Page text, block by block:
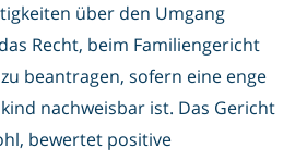
über den Umgang
Recht, beim Familiengericht
beantragen, sofern eine enge
nachweisbar ist. Das Gericht
bewertet positive